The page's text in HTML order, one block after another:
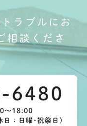
ラブルにお
相談くださ